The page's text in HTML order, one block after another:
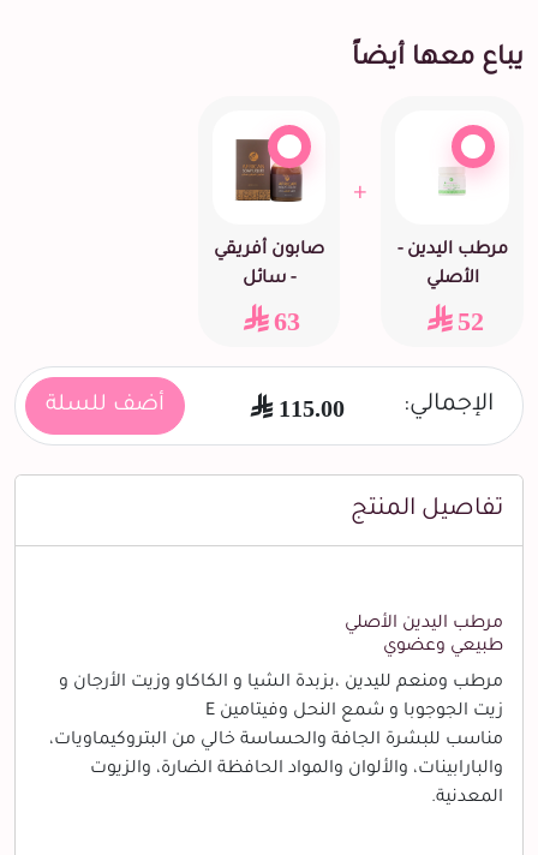
يباع معها أيضاً
مرطب اليدين -
الأصلي
52
+
صابون أفريقي
- سائل
63
الإجمالي: 115.00 أضف للسلة
تفاصيل المنتج
مرطب اليدين الأصلي
طبيعي وعضوي
مرطب ومنعم لليدين ،بزبدة الشيا و الكاكاو وزيت الأرجان و
زيت الجوجوبا و شمع النحل وفيتامين E
مناسب للبشرة الجافة والحساسة خالي من البتروكيماويات،
والبارابينات، والألوان والمواد الحافظة الضارة، والزيوت
المعدنية.